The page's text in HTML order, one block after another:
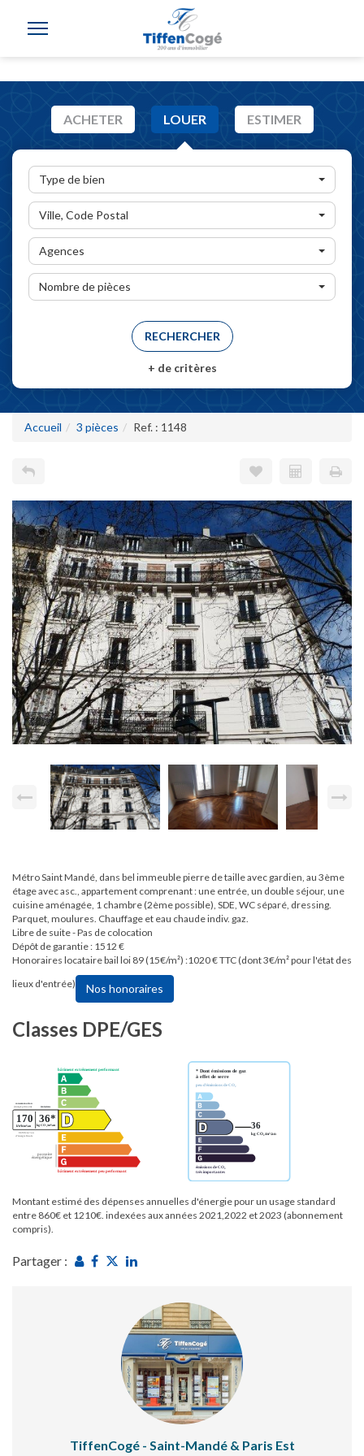
ACHETER LOUER ESTIMER
Type de bien
Ville, Code Postal
Agences
Nombre de pièces
+ de critères
Accueil 3 pièces Ref. : 1148
Métro Saint Mandé, dans bel immeuble pierre de taille avec gardien, au 3ème
étage avec asc., appartement comprenant : une entrée, un double séjour, une
cuisine aménagée, 1 chambre (2ème possible), SDE, WC séparé, dressing.
Parquet, moulures. Chauffage et eau chaude indiv. gaz.
Libre de suite - Pas de colocation
Dépôt de garantie : 1512 €
Honoraires locataire bail loi 89 (15€/m²) :1020 € TTC (dont 3€/m² pour l'état des
lieux d'entrée)
Nos honoraires
Classes DPE/GES
Montant estimé des dépenses annuelles d'énergie pour un usage standard
entre 860€ et 1210€. indexées aux années 2021,2022 et 2023 (abonnement
compris).
Partager :
TiffenCogé - Saint-Mandé & Paris Est